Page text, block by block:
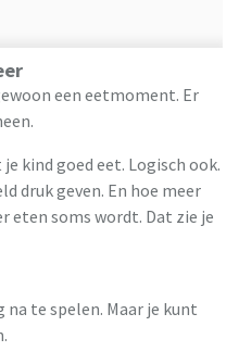
een eetmoment. Er
kind goed eet. Logisch ook.
druk geven. En hoe meer
eten soms wordt. Dat zie je
te spelen. Maar je kunt